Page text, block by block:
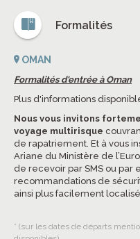
Formalités
OMAN
Formalités d'entrée à Oman
Plus d'informations
Nous vous invitons
voyage multirisque
de rapatriement. Et à vous
Ariane du Ministère de
de recevoir par SMS ou par
recommandations de
ainsi plus facilement
* (sur les dates de départs